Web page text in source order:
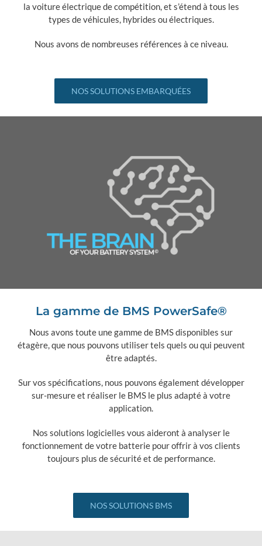
la voiture électrique de compétition, et s’étend à tous les
types de véhicules, hybrides ou électriques.
Nous avons de nombreuses références à ce niveau.
NOS SOLUTIONS EMBARQUÉES
La gamme de BMS PowerSafe®
Nous avons toute une gamme de BMS disponibles sur
étagère, que nous pouvons utiliser tels quels ou qui peuvent
être adaptés.
Sur vos spécifications, nous pouvons également développer
sur-mesure et réaliser le BMS le plus adapté à votre
application.
Nos solutions logicielles vous aideront à analyser le
fonctionnement de votre batterie pour offrir à vos clients
toujours plus de sécurité et de performance.
NOS SOLUTIONS BMS